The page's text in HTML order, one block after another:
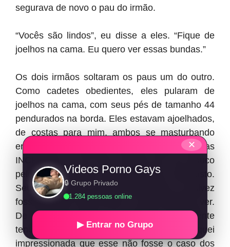
segurava de novo o pau do irmão.
“Vocês são lindos”, eu disse a eles. “Fique de
joelhos na cama. Eu quero ver essas bundas.”
Os dois irmãos soltaram os paus um do outro.
Como cadetes obedientes, eles pularam de
joelhos na cama, com seus pés de tamanho 44
pendurados na borda. Eles estavam ajoelhados,
de costas para mim, ambos se masturbando
enquanto se exibiam. Ambos tinham bundas
INCRÍVEIS. A do meu marido era um pouco
peluda, mas nunca tive problemas, até gosto.
Seu irmão tinha os pelos mais ralos, ou talvez
fosse apenas mais claros e mais difícil de ver.
De qualquer forma, os homens geralmente
tendem a negligenciar seus glúteos, então fiquei
impressionada que esse não fosse o caso dos
✕
Videos Porno Gays
🔒 Grupo Privado
1.284 pessoas online
▶ Entrar no Grupo